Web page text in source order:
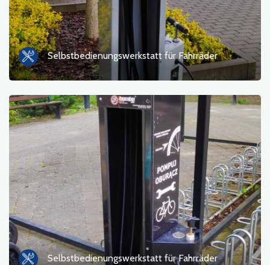
Selbstbedienungswerkstatt für Fahrräder
Selbstbedienungswerkstatt für Fahrräder
sortieren nach
OK